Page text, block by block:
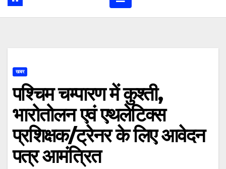
खबर
पश्चिम चम्पारण में कुश्ती,
भारोतोलन एवं एथलेटिक्स
प्रशिक्षक/ट्रेनर के लिए आवेदन
पत्र आमंत्रित